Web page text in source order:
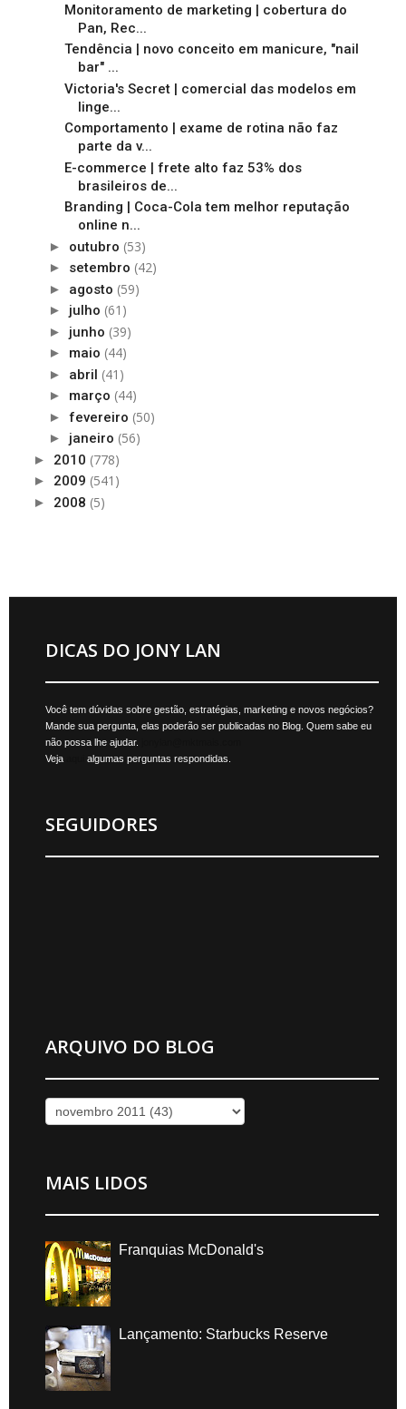
Monitoramento de marketing | cobertura do
Pan, Rec...
Tendência | novo conceito em manicure, "nail
bar" ...
Victoria's Secret | comercial das modelos em
linge...
Comportamento | exame de rotina não faz
parte da v...
E-commerce | frete alto faz 53% dos
brasileiros de...
Branding | Coca-Cola tem melhor reputação
online n...
► outubro (53)
► setembro (42)
► agosto (59)
► julho (61)
► junho (39)
► maio (44)
► abril (41)
► março (44)
► fevereiro (50)
► janeiro (56)
► 2010 (778)
► 2009 (541)
► 2008 (5)
DICAS DO JONY LAN
Você tem dúvidas sobre gestão, estratégias, marketing e novos negócios?
Mande sua pergunta, elas poderão ser publicadas no Blog. Quem sabe eu
não possa lhe ajudar.
Veja
algumas perguntas respondidas.
SEGUIDORES
ARQUIVO DO BLOG
MAIS LIDOS
Franquias McDonald's
Lançamento: Starbucks Reserve